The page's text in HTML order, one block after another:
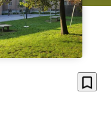
bookmark_border